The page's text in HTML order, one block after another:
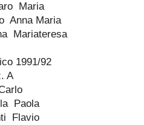
Maria
Maria
Mariateresa
1991/92
A
Paola
Flavio